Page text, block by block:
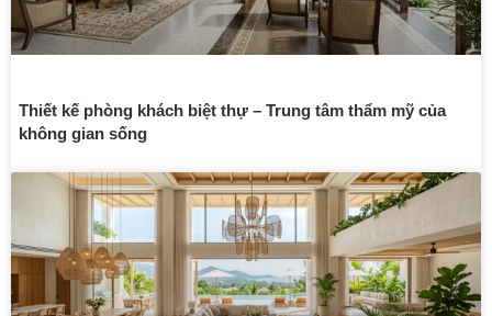
Thiết kế phòng khách biệt thự – Trung tâm thẩm mỹ của
không gian sống